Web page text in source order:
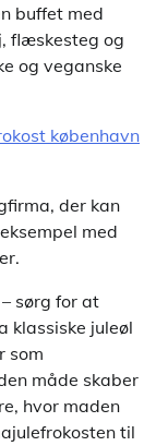
buffet med
flæskesteg og
og veganske
københavn
der kan
med
sørg for at
klassiske juleøl
som
måde skaber
hvor maden
til